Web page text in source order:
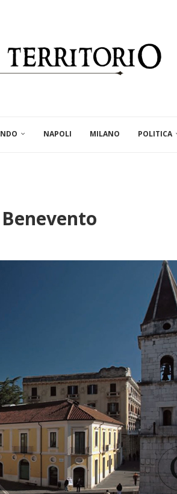
NAPOLI MILANO POLITICA